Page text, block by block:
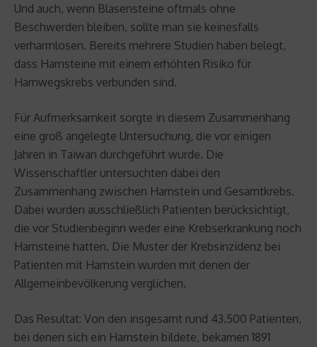
Und auch, wenn Blasensteine oftmals ohne
Beschwerden bleiben, sollte man sie keinesfalls
verharmlosen. Bereits mehrere Studien haben belegt,
dass Harnsteine mit einem erhöhten Risiko für
Harnwegskrebs verbunden sind.
Für Aufmerksamkeit sorgte in diesem Zusammenhang
eine groß angelegte Untersuchung, die vor einigen
Jahren in Taiwan durchgeführt wurde. Die
Wissenschaftler untersuchten dabei den
Zusammenhang zwischen Harnstein und Gesamtkrebs.
Dabei wurden ausschließlich Patienten berücksichtigt,
die vor Studienbeginn weder eine Krebserkrankung noch
Harnsteine hatten. Die Muster der Krebsinzidenz bei
Patienten mit Harnstein wurden mit denen der
Allgemeinbevölkerung verglichen.
Das Resultat: Von den insgesamt rund 43.500 Patienten,
bei denen sich ein Harnstein bildete, bekamen 1891